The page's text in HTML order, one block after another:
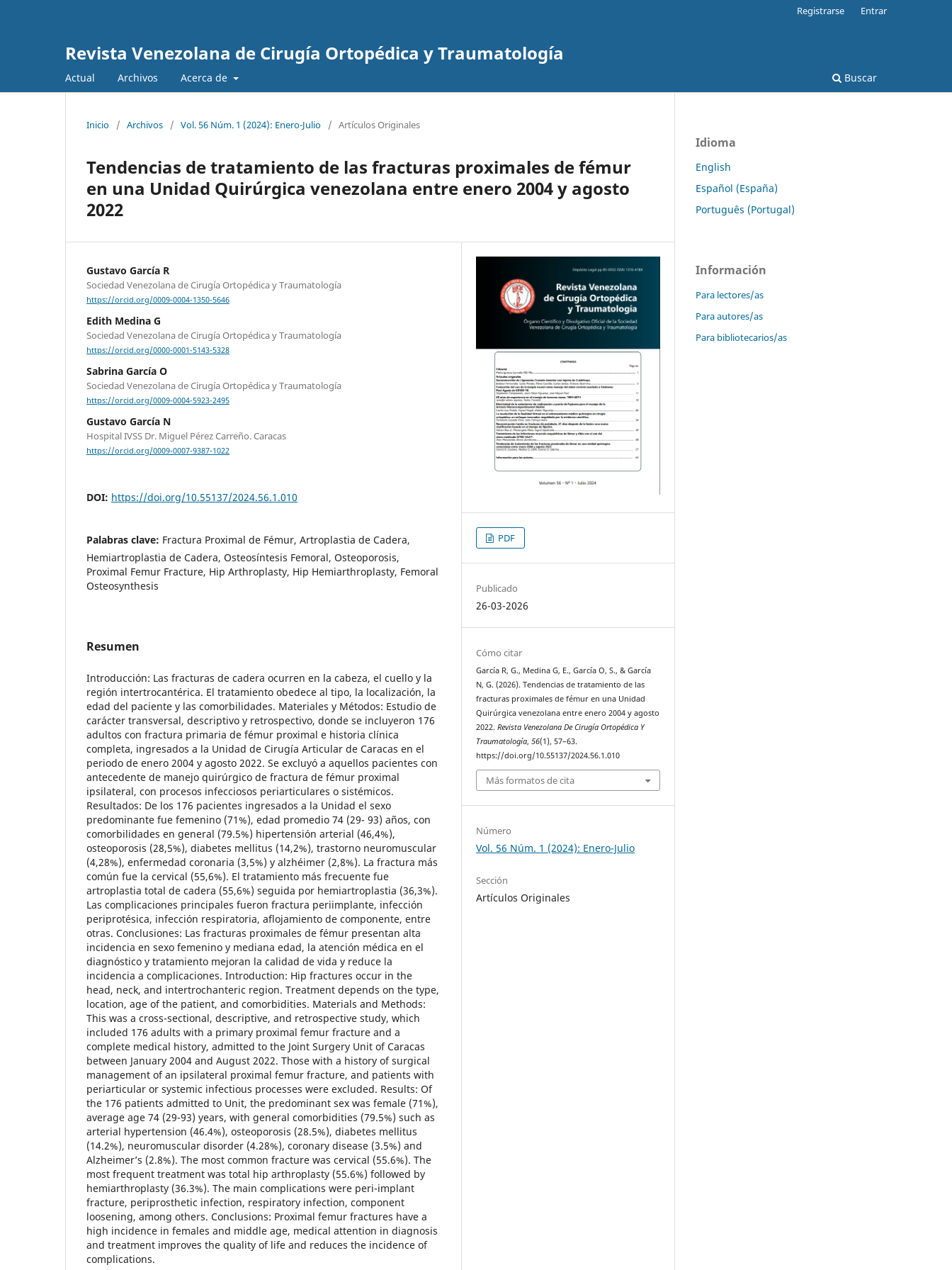
Revista Venezolana de Cirugía Ortopédica y Traumatología
Actual Archivos Acerca de Buscar
Registrarse Entrar
Inicio / Archivos / Vol. 56 Núm. 1 (2024): Enero-Julio / Artículos Originales
Tendencias de tratamiento de las fracturas proximales de fémur
en una Unidad Quirúrgica venezolana entre enero 2004 y agosto
2022
Gustavo García R
Sociedad Venezolana de Cirugía Ortopédica y Traumatología
https://orcid.org/0009-0004-1350-5646
Edith Medina G
Sociedad Venezolana de Cirugía Ortopédica y Traumatología
https://orcid.org/0000-0001-5143-5328
Sabrina García O
Sociedad Venezolana de Cirugía Ortopédica y Traumatología
https://orcid.org/0009-0004-5923-2495
Gustavo García N
Hospital IVSS Dr. Miguel Pérez Carreño. Caracas
https://orcid.org/0009-0007-9387-1022
DOI: https://doi.org/10.55137/2024.56.1.010
Palabras clave: Fractura Proximal de Fémur, Artroplastia de Cadera,
Hemiartroplastia de Cadera, Osteosíntesis Femoral, Osteoporosis,
Proximal Femur Fracture, Hip Arthroplasty, Hip Hemiarthroplasty, Femoral
Osteosynthesis
Resumen
Introducción: Las fracturas de cadera ocurren en la cabeza, el cuello y la
región intertrocantérica. El tratamiento obedece al tipo, la localización, la
edad del paciente y las comorbilidades. Materiales y Métodos: Estudio de
carácter transversal, descriptivo y retrospectivo, donde se incluyeron 176
adultos con fractura primaria de fémur proximal e historia clínica
completa, ingresados a la Unidad de Cirugía Articular de Caracas en el
periodo de enero 2004 y agosto 2022. Se excluyó a aquellos pacientes con
antecedente de manejo quirúrgico de fractura de fémur proximal
ipsilateral, con procesos infecciosos periarticulares o sistémicos.
Resultados: De los 176 pacientes ingresados a la Unidad el sexo
predominante fue femenino (71%), edad promedio 74 (29- 93) años, con
comorbilidades en general (79.5%) hipertensión arterial (46,4%),
osteoporosis (28,5%), diabetes mellitus (14,2%), trastorno neuromuscular
(4,28%), enfermedad coronaria (3,5%) y alzhéimer (2,8%). La fractura más
común fue la cervical (55,6%). El tratamiento más frecuente fue
artroplastia total de cadera (55,6%) seguida por hemiartroplastia (36,3%).
Las complicaciones principales fueron fractura periimplante, infección
periprotésica, infección respiratoria, aflojamiento de componente, entre
otras. Conclusiones: Las fracturas proximales de fémur presentan alta
incidencia en sexo femenino y mediana edad, la atención médica en el
diagnóstico y tratamiento mejoran la calidad de vida y reduce la
incidencia a complicaciones. Introduction: Hip fractures occur in the
head, neck, and intertrochanteric region. Treatment depends on the type,
location, age of the patient, and comorbidities. Materials and Methods:
This was a cross-sectional, descriptive, and retrospective study, which
included 176 adults with a primary proximal femur fracture and a
complete medical history, admitted to the Joint Surgery Unit of Caracas
between January 2004 and August 2022. Those with a history of surgical
management of an ipsilateral proximal femur fracture, and patients with
periarticular or systemic infectious processes were excluded. Results: Of
the 176 patients admitted to Unit, the predominant sex was female (71%),
average age 74 (29-93) years, with general comorbidities (79.5%) such as
arterial hypertension (46.4%), osteoporosis (28.5%), diabetes mellitus
(14.2%), neuromuscular disorder (4.28%), coronary disease (3.5%) and
Alzheimer’s (2.8%). The most common fracture was cervical (55.6%). The
most frequent treatment was total hip arthroplasty (55.6%) followed by
hemiarthroplasty (36.3%). The main complications were peri-implant
fracture, periprosthetic infection, respiratory infection, component
loosening, among others. Conclusions: Proximal femur fractures have a
high incidence in females and middle age, medical attention in diagnosis
and treatment improves the quality of life and reduces the incidence of
complications.
PDF
Publicado
26-03-2026
Cómo citar
García R, G., Medina G, E., García O, S., & García
N, G. (2026). Tendencias de tratamiento de las
fracturas proximales de fémur en una Unidad
Quirúrgica venezolana entre enero 2004 y agosto
2022.Revista Venezolana De Cirugía Ortopédica Y
Traumatología,56(1), 57–63.
https://doi.org/10.55137/2024.56.1.010
Más formatos de cita
Número
Vol. 56 Núm. 1 (2024): Enero-Julio
Sección
Artículos Originales
Idioma
English
Español (España)
Português (Portugal)
Información
Para lectores/as
Para autores/as
Para bibliotecarios/as